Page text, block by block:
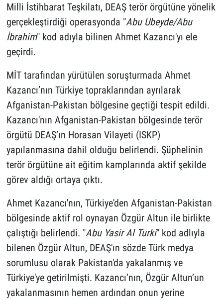
Milli İstihbarat Teşkilatı, DEAŞ terör örgütüne yönelik
gerçekleştirdiği operasyonda "Abu Ubeyde/Abu
İbrahim" kod adıyla bilinen Ahmet Kazancı'yı ele
geçirdi.
MİT tarafından yürütülen soruşturmada Ahmet
Kazancı’nın Türkiye topraklarından ayrılarak
Afganistan-Pakistan bölgesine geçtiği tespit edildi.
Kazancı'nın Afganistan-Pakistan bölgesinde terör
örgütü DEAŞ’ın Horasan Vilayeti (ISKP)
yapılanmasına dahil olduğu belirlendi. Şüphelinin
terör örgütüne ait eğitim kamplarında aktif şekilde
görev aldığı ortaya çıktı.
Ahmet Kazancı'nın, Türkiye'den Afganistan-Pakistan
bölgesinde aktif rol oynayan Özgür Altun ile birlikte
çalıştığı belirlendi. "Abu Yasir Al Turki" kod adlıyla
bilenen Özgür Altun, DEAŞ'ın sözde Türk medya
sorumlusu olarak Pakistan'da yakalanmış ve
Türkiye'ye getirilmişti. Kazancı’nın, Özgür Altun’un
yakalanmasının hemen ardından onun yerine